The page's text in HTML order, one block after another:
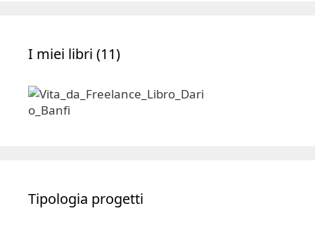
I miei libri (11)